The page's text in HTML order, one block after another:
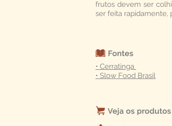
frutos devem ser
ser feita rapidamente,
• Cerratinga
• Slow Food Brasil